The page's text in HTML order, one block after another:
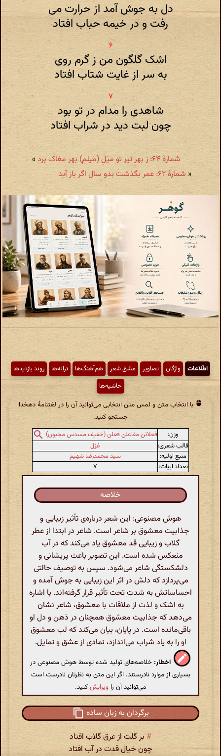
دل به جوش آمد از حرارت می
رفت و در خیمه حباب افتاد
اشک گلگون من ز گرم روی
به سر از غایت شتاب افتاد
شاهدی را مدام در تو بود
چون لبت دید در شراب افتاد
شمارهٔ ۶۴: ز بهر تیر تو میلِ (میلم) بهر مغاک برد
»
« شمارهٔ ۶۲: عمر بگذشت بدو سال اگر باز آید
اطّلاعات واژگان تصاویر مشق شعر هم‌آهنگ‌ها ترانه‌ها
روند بازدیدها
حاشیه‌ها
با انتخاب متن و لمس متن انتخابی می‌توانید آن را در لغتنامهٔ دهخدا
جستجو کنید.
وزن:
فعلاتن مفاعلن فعلن (خفیف مسدس مخبون)
قالب شعری:
غزل
منبع اولیه:
سید محمدرضا شهیم
تعداد ابیات:
۷
خلاصه
هوش مصنوعی: این شعر درباره‌ی تأثیر زیبایی و
جذابیت معشوق بر شاعر است. شاعر در ابتدا از عطر
گلاب و زیبایی قد معشوق یاد می‌کند که در آب
منعکس شده است. این تصویر باعث پریشانی و
دلشکستگی شاعر می‌شود. سپس به توصیف حالتی
می‌پردازد که دلش در اثر این زیبایی به جوش آمده و
احساساتش به شدت تحت تأثیر قرار گرفته‌اند. با اشاره
به اشک و لذت از ملاقات با معشوق، شاعر نشان
می‌دهد که جذابیت معشوق همچنان در ذهن و دل او
باقی‌مانده است. در پایان، بیان می‌کند که لب معشوق
او را به یاد شراب می‌اندازد، نمادی از عشق و تمایل.
اخطار: خلاصه‌های تولید شده توسط هوش مصنوعی در
بسیاری از موارد نادرستند. اگر این متن به نظرتان نادرست است
می‌توانید آن را ویرایشکنید.
برگردان به زبان ساده
# بر گلت از عرق گلاب افتاد
چون خیال قدت در آب افتاد